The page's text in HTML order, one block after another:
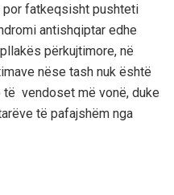
por fatkeqsisht pushteti
antishqiptar edhe
përkujtimore, në
nëse tash nuk është
vendoset më vonë, duke
të pafajshëm nga